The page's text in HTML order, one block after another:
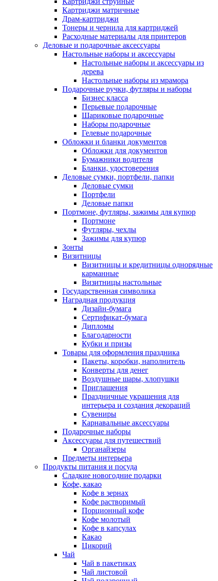
Картриджи матричные
Драм-картриджи
Тонеры и чернила для картриджей
Расходные материалы для принтеров
Деловые и подарочные аксессуары
Настольные наборы и аксессуары
Настольные наборы и аксессуары из
дерева
Настольные наборы из мрамора
Подарочные ручки, футляры и наборы
Бизнес класса
Перьевые подарочные
Шариковые подарочные
Наборы подарочные
Гелевые подарочные
Обложки и бланки документов
Обложки для документов
Бумажники водителя
Бланки, удостоверения
Деловые сумки, портфели, папки
Деловые сумки
Портфели
Деловые папки
Портмоне, футляры, зажимы для купюр
Портмоне
Футляры, чехлы
Зажимы для купюр
Зонты
Визитницы
Визитницы и кредитницы однорядные
карманные
Визитницы настольные
Государственная символика
Наградная продукция
Дизайн-бумага
Сертификат-бумага
Дипломы
Благодарности
Кубки и призы
Товары для оформления праздника
Пакеты, коробки, наполнитель
Конверты для денег
Воздушные шары, хлопушки
Приглашения
Праздничные украшения для
интерьера и создания декораций
Сувениры
Карнавальные аксессуары
Подарочные наборы
Аксессуары для путешествий
Органайзеры
Предметы интерьера
Продукты питания и посуда
Сладкие новогодние подарки
Кофе, какао
Кофе в зернах
Кофе растворимый
Порционный кофе
Кофе молотый
Кофе в капсулах
Какао
Цикорий
Чай
Чай в пакетиках
Чай листовой